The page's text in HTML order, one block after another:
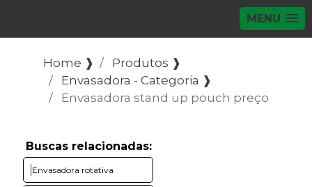
MENU
Home ❱
Produtos ❱
Envasadora - Categoria ❱
Envasadora stand up pouch preço
Buscas relacionadas:
Envasadora rotativa